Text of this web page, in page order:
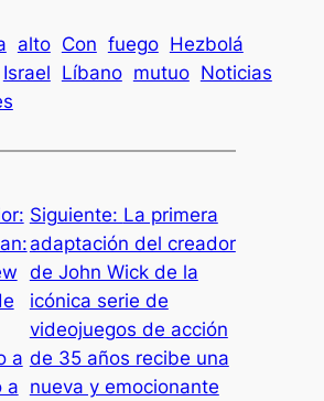
alto Con fuego Hezbolá
Israel Líbano mutuo Noticias
a
a
Siguiente: La primera
adaptación del creador
de John Wick de la
icónica serie de
videojuegos de acción
de 35 años recibe una
nueva y emocionante